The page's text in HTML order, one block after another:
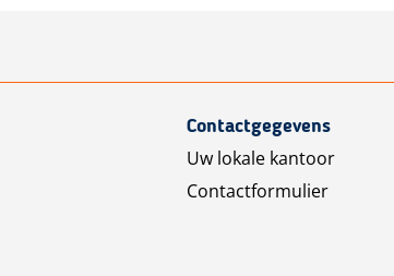
Contactgegevens
Uw lokale kantoor
Contactformulier